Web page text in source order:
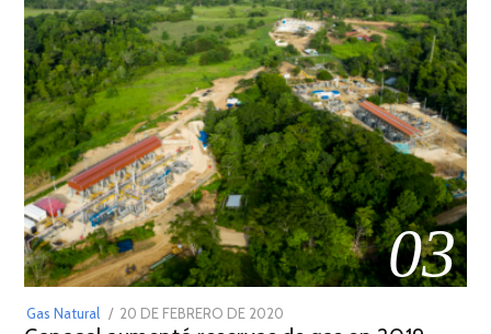
03
Gas Natural
POSTED
20 DE FEBRERO DE 2020